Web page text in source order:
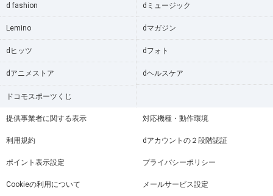
d fashion dミュージック
Lemino dマガジン
dヒッツ dフォト
dアニメストア dヘルスケア
ドコモスポーツくじ
提供事業者に関する表示 対応機種・動作環境
利用規約 dアカウントの２段階認証
ポイント表示設定 プライバシーポリシー
Cookieの利用について メールサービス設定